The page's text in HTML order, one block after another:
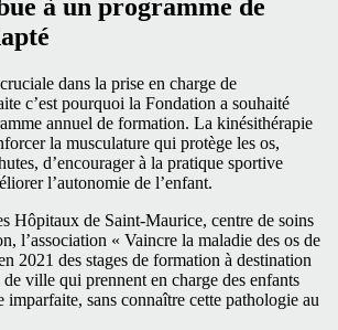
à un programme de
dans la prise en charge de
c’est pourquoi la Fondation a souhaité
annuel de formation. La kinésithérapie
la musculature qui protège les os,
d’encourager à la pratique sportive
l’autonomie de l’enfant.
Hôpitaux de Saint-Maurice, centre de soins
l’association « Vaincre la maladie des os de
2021 des stages de formation à destination
de ville qui prennent en charge des enfants
imparfaite, sans connaître cette pathologie au